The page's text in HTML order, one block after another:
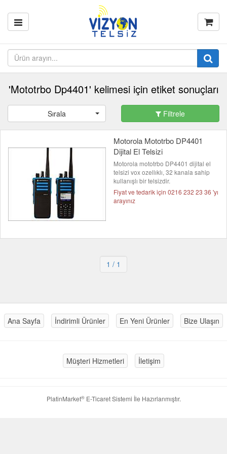
'Mototrbo Dp4401' kelimesi için etiket sonuçları
Sırala Filtrele
Motorola Mototrbo DP4401
Dijital El Telsizi
Motorola mototrbo DP4401 dijital el
telsizi vox ozellıklı, 32 kanala sahip
kullanışlı bir telsizdir.
Fiyat ve tedarik için 0216 232 23 36 'yı
arayınız
1 / 1
Ana Sayfa İndirimli Ürünler En Yeni Ürünler Bize Ulaşın
Müşteri Hizmetleri İletişim
PlatinMarket®E-Ticaret Sistemi İle Hazırlanmıştır.